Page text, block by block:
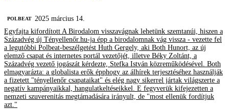
‎POLBEAT
2025 március 14.
Egyfajta kifordított A Birodalom visszavágnak lehetünk szemtanúi, hiszen a
Századvég új Tényellenőr.hu-ja épp a birodalomnak vág vissza - vezette fel
a legutóbbi Polbeat-beszélgetést Huth Gergely, aki Both Hunort, az új
elemző csapat és internetes portál vezetőjét, illetve Béky Zoltánt, a
Századvég vezető jogászát kérdezte, Stefka István közreműködésével. Both
elmagyarázta: a globalista erők épphogy az álhírek terjesztéséhez használják
a fizetett "tényellenőr csapataikat" és elég nagy sikerrel jártak világszerte a
negatív kampányaikkal, hangulatkeltéseikkel. E fegyverük kifejezetten a
nemzeti szuverenitás megtámadására irányult, de "most ellenük fordítjuk
azt."